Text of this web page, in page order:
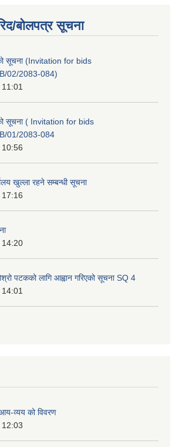
बोलपत्र सूचना
सूचना (Invitation for bids
02/2083-084)
सूचना ( Invitation for bids
01/2083-084
खुल्ला रहने सम्बन्धी सूचना
पटकको लागि आह्वान गरिएको सूचना SQ 4
व्यय को विवरण